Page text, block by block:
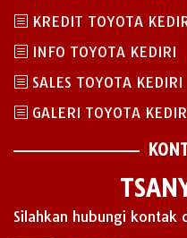
KREDIT TOYOTA
INFO TOYOTA KEDIRI
SALES TOYOTA KEDIRI
GALERI TOYOTA
Silahkan hubungi kontak